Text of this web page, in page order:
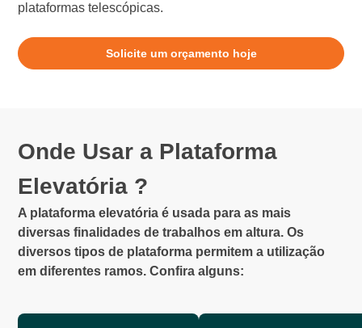
plataformas telescópicas.
Solicite um orçamento hoje
Onde Usar a Plataforma
Elevatória ?
A plataforma elevatória é usada para as mais
diversas finalidades de trabalhos em altura. Os
diversos tipos de plataforma permitem a utilização
em diferentes ramos. Confira alguns: